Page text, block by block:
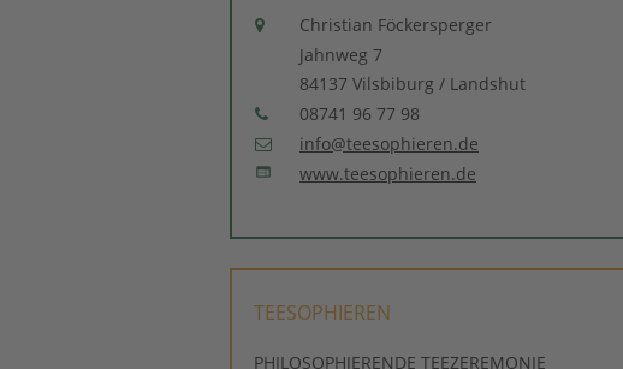
TEESOPHIEREN
PHILOSOPHIERENDE TEEZEREMONIE

Christian Föckersperger
Jahnweg 7
84137 Vilsbiburg / Landshut
 08741 96 77 98
 info@teesophieren.de
 www.teesophieren.de